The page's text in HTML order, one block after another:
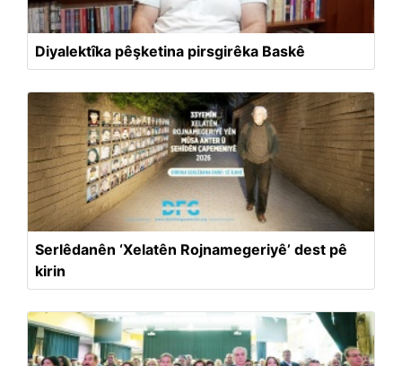
Diyalektîka pêşketina pirsgirêka Baskê
Serlêdanên ‘Xelatên Rojnamegeriyê’ dest pê
kirin